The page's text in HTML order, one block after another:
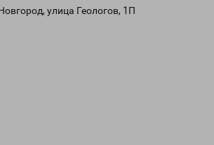
улица Геологов, 1П